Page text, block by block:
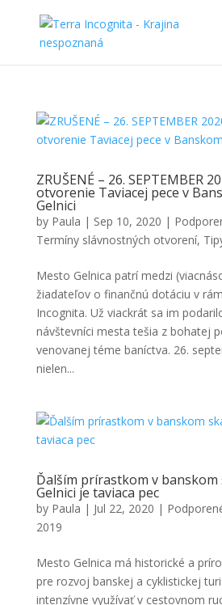
ZRUŠENÉ – 26. SEPTEMBER
otvorenie Taviacej pece v
Gelnici
by Paula | Sep 10, 2020 |
Termíny slávnostných otvorení,
Mesto Gelnica patrí medzi
žiadateľov o finančnú dotáciu v
Incognita. Už viackrát sa im
návštevníci mesta tešia z bohatej
venovanej téme baníctva. 26.
nielen...
Ďalším prírastkom v banskom
Gelnici je taviaca pec
by Paula | Jul 22, 2020 |
2019
Mesto Gelnica má historické a
pre rozvoj banskej a cyklistickej
intenzívne využívať v cestovnom